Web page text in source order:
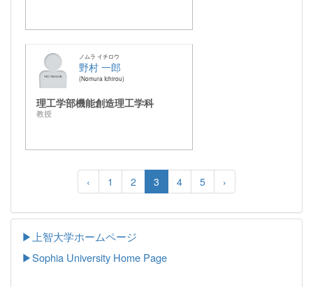
ノムラ イチロウ
野村 一郎
Nomura Ichirou
理工学部機能創造理工学科
教授
‹ 1 2 3 4 5 ›
▶上智大学ホームページ
▶Sophia University Home Page